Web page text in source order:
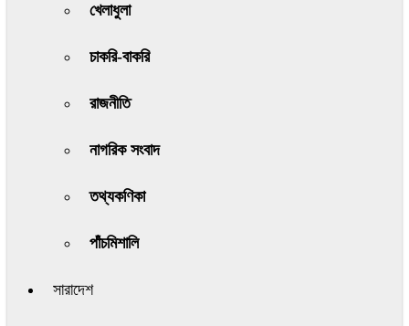
খেলাধুলা
চাকরি-বাকরি
রাজনীতি
নাগরিক সংবাদ
তথ্যকণিকা
পাঁচমিশালি
সারাদেশ